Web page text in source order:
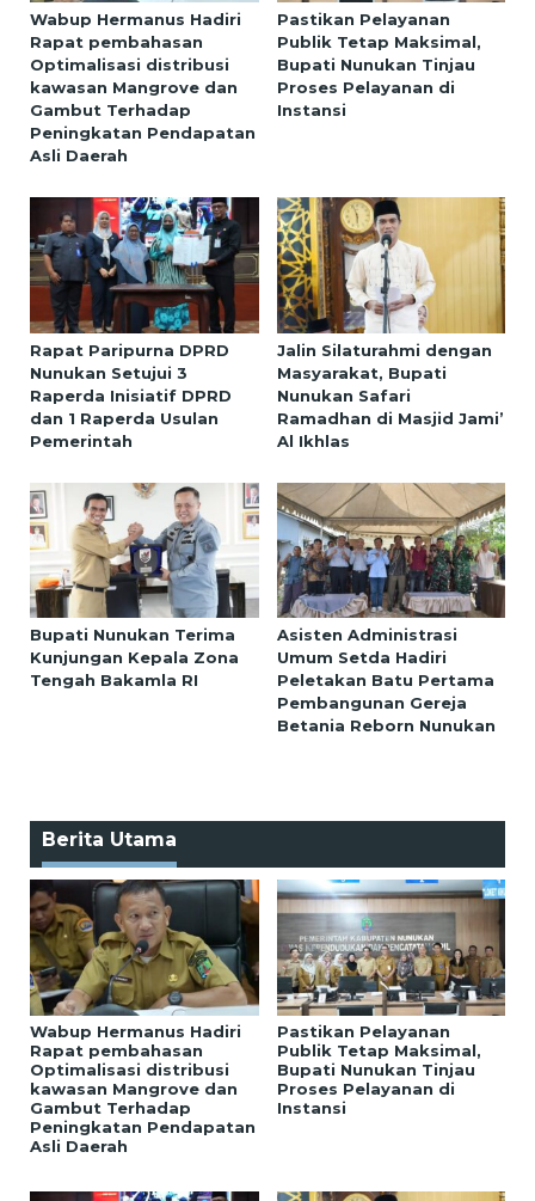
Wabup Hermanus Hadiri
Rapat pembahasan
Optimalisasi distribusi
kawasan Mangrove dan
Gambut Terhadap
Peningkatan Pendapatan
Asli Daerah
Pastikan Pelayanan
Publik Tetap Maksimal,
Bupati Nunukan Tinjau
Proses Pelayanan di
Instansi
Rapat Paripurna DPRD
Nunukan Setujui 3
Raperda Inisiatif DPRD
dan 1 Raperda Usulan
Pemerintah
Jalin Silaturahmi dengan
Masyarakat, Bupati
Nunukan Safari
Ramadhan di Masjid Jami’
Al Ikhlas
Bupati Nunukan Terima
Kunjungan Kepala Zona
Tengah Bakamla RI
Asisten Administrasi
Umum Setda Hadiri
Peletakan Batu Pertama
Pembangunan Gereja
Betania Reborn Nunukan
Berita Utama
Wabup Hermanus Hadiri
Rapat pembahasan
Optimalisasi distribusi
kawasan Mangrove dan
Gambut Terhadap
Peningkatan Pendapatan
Asli Daerah
Pastikan Pelayanan
Publik Tetap Maksimal,
Bupati Nunukan Tinjau
Proses Pelayanan di
Instansi